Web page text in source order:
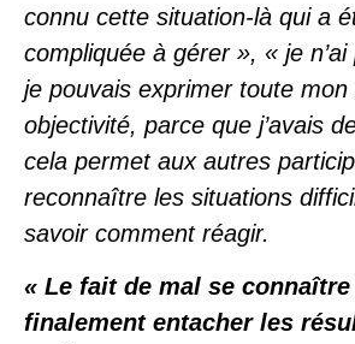
connu cette situation-là qui a
compliquée à gérer », « je
je pouvais exprimer toute
objectivité, parce que j’avais
cela permet aux autres
reconnaître les situations
savoir comment réagir.
« Le fait de mal se
finalement entacher les